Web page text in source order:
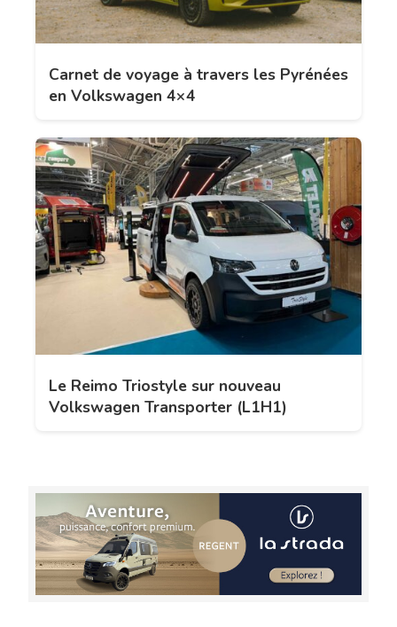
Carnet de voyage à travers les Pyrénées
en Volkswagen 4×4
Le Reimo Triostyle sur nouveau
Volkswagen Transporter (L1H1)